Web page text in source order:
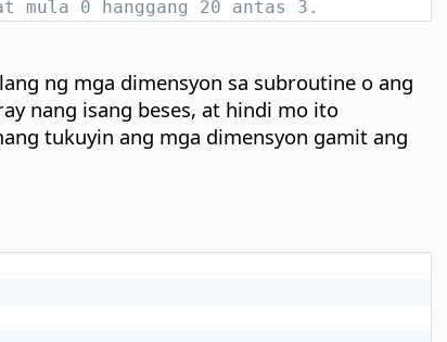
mula 0 hanggang 20 antas 3.
ng mga dimensyon sa subroutine o ang
nang isang beses, at hindi mo ito
tukuyin ang mga dimensyon gamit ang